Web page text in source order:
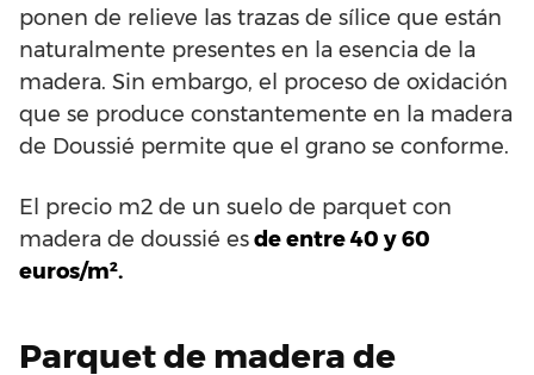
ponen de relieve las trazas de sílice que están
naturalmente presentes en la esencia de la
madera. Sin embargo, el proceso de oxidación
que se produce constantemente en la madera
de Doussié permite que el grano se conforme.
El precio m2 de un suelo de parquet con
madera de doussié esde entre 40 y 60
euros/m².
Parquet de madera de